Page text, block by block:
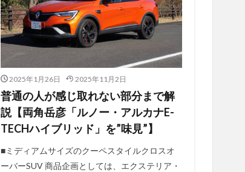
2025年1月26日 2025年11月2日
普通の人が感じ取れない部分まで解
説【両角岳彦「ルノー・アルカナE-
TECHハイブリッド」を”味見”】
■ミディアムサイズのクーペスタイルクロスオ
ーバーSUV 商品企画としては、エクステリア・